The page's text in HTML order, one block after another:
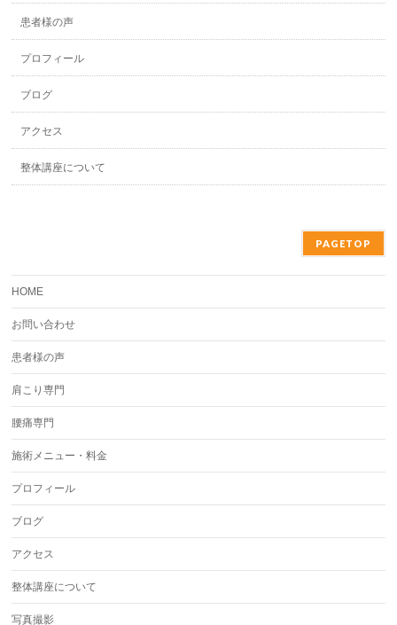
患者様の声
プロフィール
ブログ
アクセス
整体講座について
PAGETOP
HOME
お問い合わせ
患者様の声
肩こり専門
腰痛専門
施術メニュー・料金
プロフィール
ブログ
アクセス
整体講座について
写真撮影